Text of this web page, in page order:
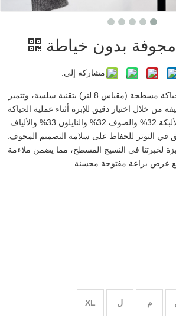
بدون خياطة
مشاركة إلى:
تم تصنيع السترة على آلة حياكة مسطحة (مقياس 8 لتر) بتقنية سلسة، وتتميز
خلال اختيار دقيق للإبرة أثناء عملية الحياكة
المسطحة. تم نسج مزيج الألبكة 32% والصوف 32% والنايلون 33% والألياف
الدقيق في التوتر للحفاظ على سلامة التصميم المجوف.
لخبرتنا في النسيج المسطح، مما يضمن ملاءمة
عرض براعة مفتوحة محسنة.
م ل XL